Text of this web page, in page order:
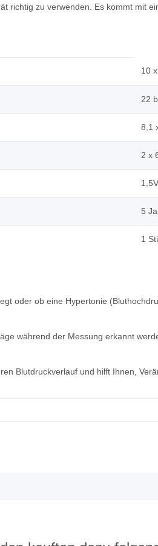
richtig zu verwenden. Es kommt mit
10
22
8,1
2 x
5
1
oder ob eine Hypertonie
während der Messung erkannt
Blutdruckverlauf und hilft Ihnen,